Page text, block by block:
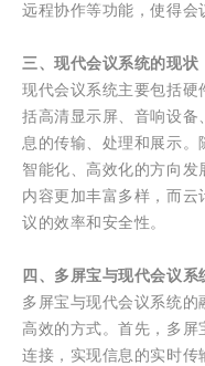
远程协作等功能，使得会
三、现代会议系统的现状
现代会议系统主要包括
括高清显示屏、音响设
息的传输、处理和展示。
智能化、高效化的方向
内容更加丰富多样，而
议的效率和安全性。
四、多屏宝与现代会议系
多屏宝与现代会议系统的
高效的方式。首先，多
连接，实现信息的实时